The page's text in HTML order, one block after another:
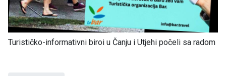
Turističko-informativni biroi u Čanju i Utjehi počeli sa radom